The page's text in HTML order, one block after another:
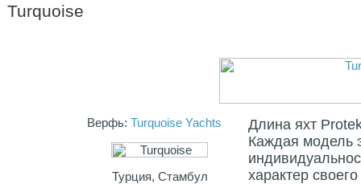
Turquoise
Верфь:Turquoise Yachts
Турция, Стамбул
Длина яхт
Каждая модель
характер